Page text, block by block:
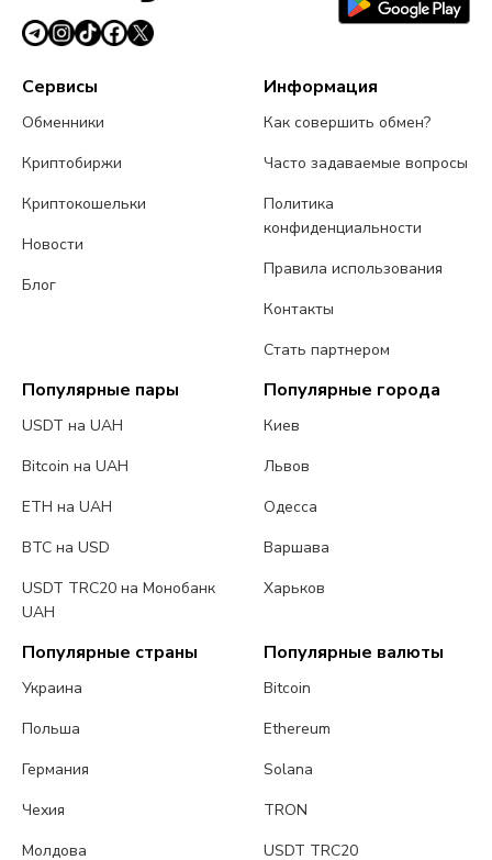
Сервисы
Обменники
Криптобиржи
Криптокошельки
Новости
Блог
Информация
Как совершить обмен?
Часто задаваемые вопросы
Политика
конфиденциальности
Правила использования
Контакты
Стать партнером
Популярные пары
USDT на UAH
Bitcoin на UAH
ETH на UAH
BTC на USD
USDT TRC20 на Монобанк
UAH
Популярные города
Киев
Львов
Одесса
Варшава
Харьков
Популярные страны
Украина
Польша
Германия
Чехия
Молдова
Популярные валюты
Bitcoin
Ethereum
Solana
TRON
USDT TRC20